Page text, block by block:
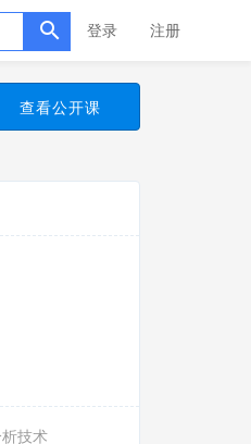
登录 注册
查看公开课
技术